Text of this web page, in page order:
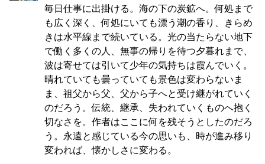
毎日仕事に出掛ける。海の下の炭鉱へ。何処まで
も広く深く、何処にいても漂う潮の香り、きらめ
きは水平線まで続いている。光の当たらない地下
で働く多くの人、無事の帰りを待つ夕暮れまで、
波は寄せては引いて少年の気持ちは霞んでいく。
晴れていても曇っていても景色は変わらないま
ま、祖父から父、父から子へと受け継がれていく
のだろう。伝統、継承、失われていくものへ抱く
切なさを。作者はここに何を残そうとしたのだろ
う。永遠と感じている今の思いも、時が進み移り
変われば、懐かしさに変わる。